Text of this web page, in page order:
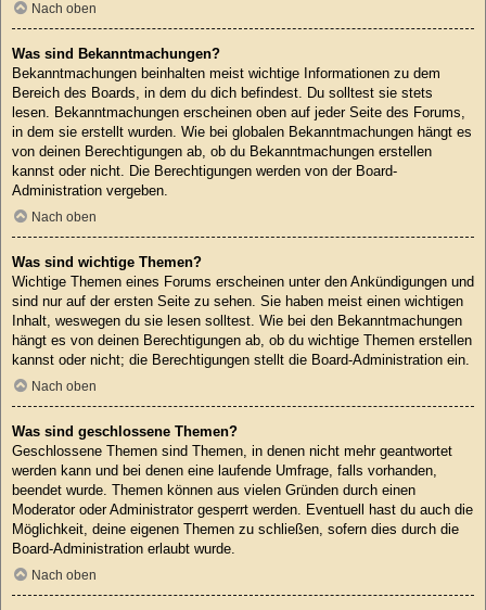
Nach oben
Was sind Bekanntmachungen?
Bekanntmachungen beinhalten meist wichtige Informationen zu dem
Bereich des Boards, in dem du dich befindest. Du solltest sie stets
lesen. Bekanntmachungen erscheinen oben auf jeder Seite des Forums,
in dem sie erstellt wurden. Wie bei globalen Bekanntmachungen hängt es
von deinen Berechtigungen ab, ob du Bekanntmachungen erstellen
kannst oder nicht. Die Berechtigungen werden von der Board-
Administration vergeben.
Nach oben
Was sind wichtige Themen?
Wichtige Themen eines Forums erscheinen unter den Ankündigungen und
sind nur auf der ersten Seite zu sehen. Sie haben meist einen wichtigen
Inhalt, weswegen du sie lesen solltest. Wie bei den Bekanntmachungen
hängt es von deinen Berechtigungen ab, ob du wichtige Themen erstellen
kannst oder nicht; die Berechtigungen stellt die Board-Administration ein.
Nach oben
Was sind geschlossene Themen?
Geschlossene Themen sind Themen, in denen nicht mehr geantwortet
werden kann und bei denen eine laufende Umfrage, falls vorhanden,
beendet wurde. Themen können aus vielen Gründen durch einen
Moderator oder Administrator gesperrt werden. Eventuell hast du auch die
Möglichkeit, deine eigenen Themen zu schließen, sofern dies durch die
Board-Administration erlaubt wurde.
Nach oben